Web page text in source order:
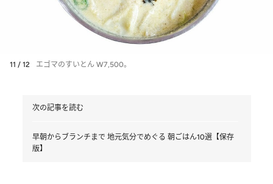
11 / 12 エゴマのすいとん W7,500。
次の記事を読む
早朝からブランチまで 地元気分でめぐる 朝ごはん10選【保存
版】